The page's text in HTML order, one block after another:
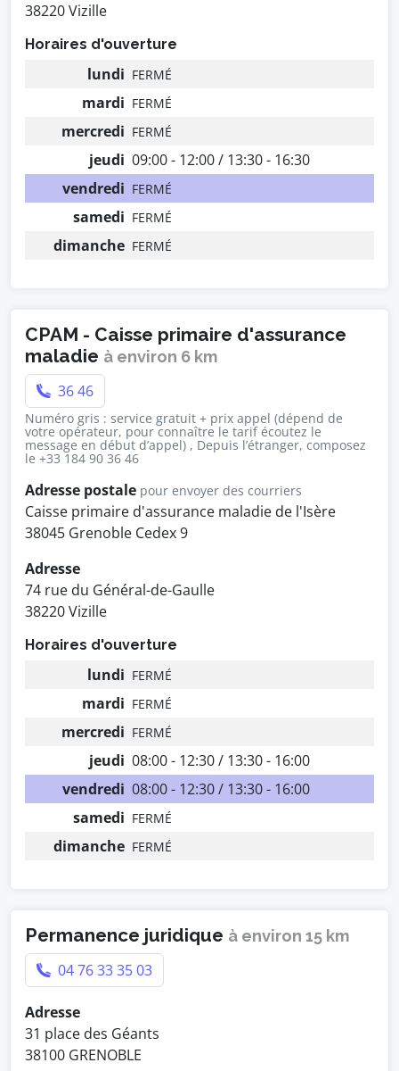
38220 Vizille
Horaires d'ouverture
lundi FERMÉ
mardi FERMÉ
mercredi FERMÉ
jeudi 09:00 - 12:00 / 13:30 - 16:30
vendredi FERMÉ
samedi FERMÉ
dimanche FERMÉ
CPAM - Caisse primaire d'assurance
maladie à environ 6 km
36 46
Numéro gris : service gratuit + prix appel (dépend de
votre opérateur, pour connaître le tarif écoutez le
message en début d’appel) , Depuis l’étranger, composez
le +33 184 90 36 46
Adresse postale pour envoyer des courriers
Caisse primaire d'assurance maladie de l'Isère
38045 Grenoble Cedex 9
Adresse
74 rue du Général-de-Gaulle
38220 Vizille
Horaires d'ouverture
lundi FERMÉ
mardi FERMÉ
mercredi FERMÉ
jeudi 08:00 - 12:30 / 13:30 - 16:00
vendredi 08:00 - 12:30 / 13:30 - 16:00
samedi FERMÉ
dimanche FERMÉ
Permanence juridique à environ 15 km
04 76 33 35 03
Adresse
31 place des Géants
38100 GRENOBLE